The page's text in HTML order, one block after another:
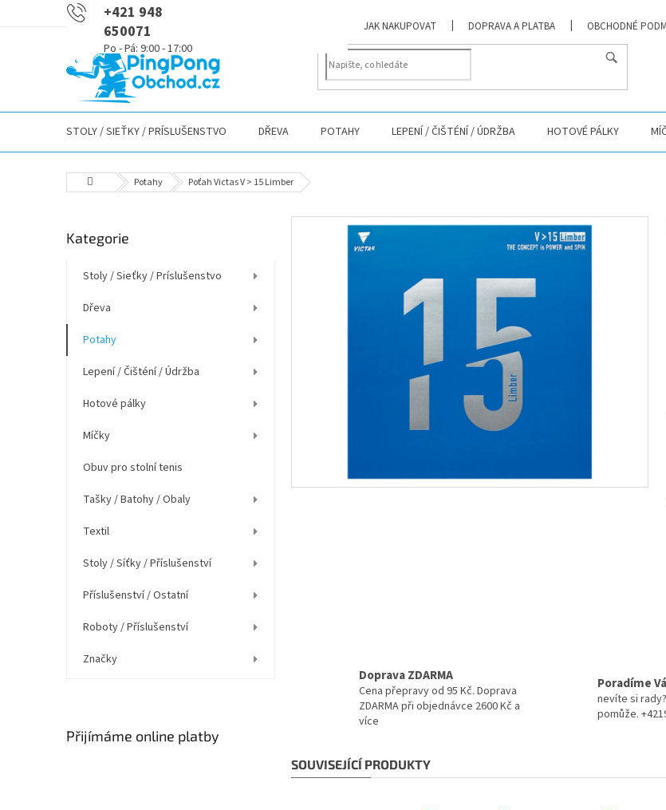
+421 948
650071
JAK NAKUPOVAT DOPRAVA A PLATBA OBCHODNÉ
STOLY / SIEŤKY / PRÍSLUŠENSTVO DŘEVA POTAHY LEPENÍ / ČIŠTÉNÍ / ÚDRŽBA HOTOVÉ PÁLKY
Domů Potahy Poťah Victas V > 15 Limber
o
n
Přeskočit
Kategorie
Stoly / Sieťky / Príslušenstvo
Dřeva
Potahy
Lepení / Čišténí / Údržba
Hotové pálky
Míčky
Obuv pro stolní tenis
Tašky / Batohy / Obaly
Textil
Stoly / Síťky / Příslušenství
Příslušenství / Ostatní
Roboty / Příslušenství
Značky
Přijímáme online platby
Doprava ZDARMA
Cena přepravy od 95 Kč. Doprava
ZDARMA při objednávce 2600 Kč a
více
Poradíme
nevíte si
pomůže.
SOUVISEJÍCÍ PRODUKTY